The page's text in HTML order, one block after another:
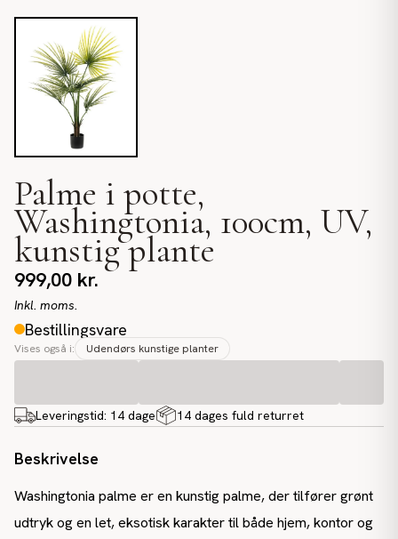
Palme i potte,
Washingtonia, 100cm, UV,
kunstig plante
999,00 kr.
Inkl. moms.
Bestillingsvare
Vises også i: Udendørs kunstige planter
Leveringstid: 14 dage 14 dages fuld returret
Beskrivelse
Washingtonia palme er en kunstig palme, der tilfører grønt
udtryk og en let, eksotisk karakter til både hjem, kontor og